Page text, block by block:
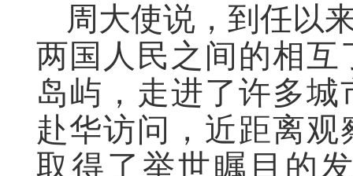
周大使说，到任以
两国人民之间的相互
岛屿，走进了许多城
赴华访问，近距离观
取得了举世瞩目的